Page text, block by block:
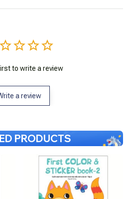
to write a review
a review
PRODUCTS